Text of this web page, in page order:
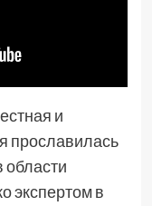
и
прославилась
экспертом в